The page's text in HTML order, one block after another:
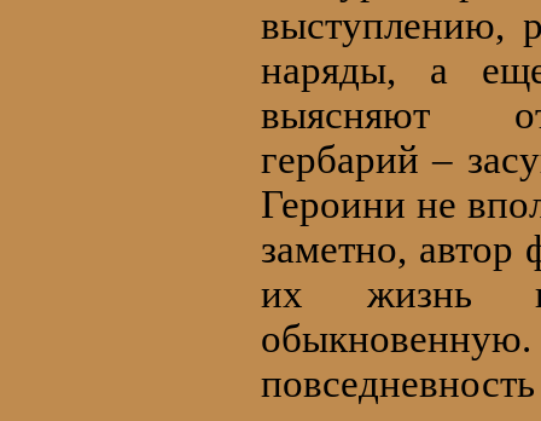
выступлению,
наряды, а
выясняют
гербарий –
Героини не
заметно, автор
их жизнь